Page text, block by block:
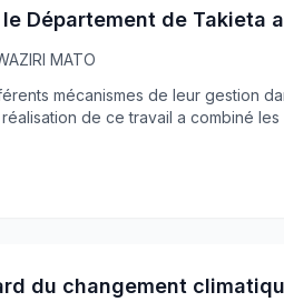
Département de Takieta
MATO
mécanismes de leur gestion
de ce travail a combiné les
du changement